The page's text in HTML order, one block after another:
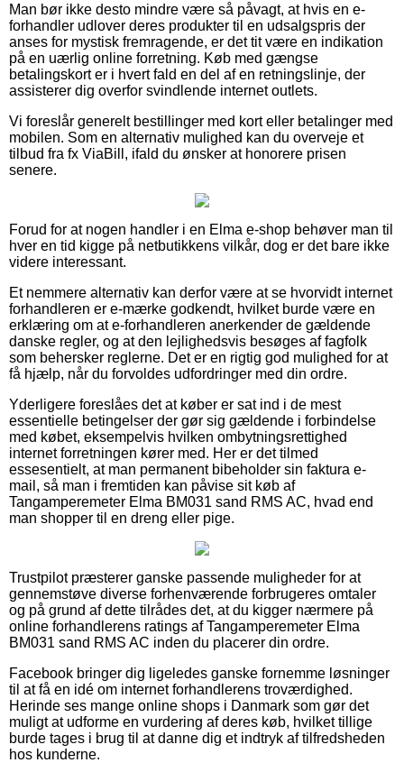
Man bør ikke desto mindre være så påvagt, at hvis en e-
forhandler udlover deres produkter til en udsalgspris der
anses for mystisk fremragende, er det tit være en indikation
på en uærlig online forretning. Køb med gængse
betalingskort er i hvert fald en del af en retningslinje, der
assisterer dig overfor svindlende internet outlets.
Vi foreslår generelt bestillinger med kort eller betalinger med
mobilen. Som en alternativ mulighed kan du overveje et
tilbud fra fx ViaBill, ifald du ønsker at honorere prisen
senere.
Forud for at nogen handler i en Elma e-shop behøver man til
hver en tid kigge på netbutikkens vilkår, dog er det bare ikke
videre interessant.
Et nemmere alternativ kan derfor være at se hvorvidt internet
forhandleren er e-mærke godkendt, hvilket burde være en
erklæring om at e-forhandleren anerkender de gældende
danske regler, og at den lejlighedsvis besøges af fagfolk
som behersker reglerne. Det er en rigtig god mulighed for at
få hjælp, når du forvoldes udfordringer med din ordre.
Yderligere foreslåes det at køber er sat ind i de mest
essentielle betingelser der gør sig gældende i forbindelse
med købet, eksempelvis hvilken ombytningsrettighed
internet forretningen kører med. Her er det tilmed
essesentielt, at man permanent bibeholder sin faktura e-
mail, så man i fremtiden kan påvise sit køb af
Tangamperemeter Elma BM031 sand RMS AC, hvad end
man shopper til en dreng eller pige.
Trustpilot præsterer ganske passende muligheder for at
gennemstøve diverse forhenværende forbrugeres omtaler
og på grund af dette tilrådes det, at du kigger nærmere på
online forhandlerens ratings af Tangamperemeter Elma
BM031 sand RMS AC inden du placerer din ordre.
Facebook bringer dig ligeledes ganske fornemme løsninger
til at få en idé om internet forhandlerens troværdighed.
Herinde ses mange online shops i Danmark som gør det
muligt at udforme en vurdering af deres køb, hvilket tillige
burde tages i brug til at danne dig et indtryk af tilfredsheden
hos kunderne.